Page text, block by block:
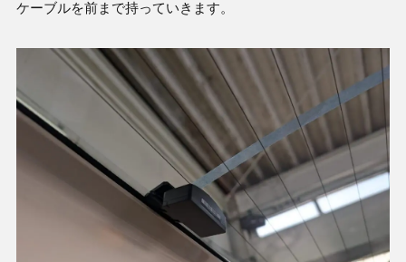
ケーブルを前まで持っていきます。